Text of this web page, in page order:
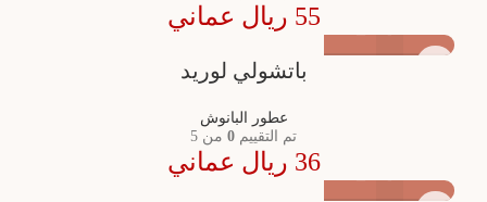
55 ريال عماني
باتشولي لوريد
عطور البانوش
تم التقييم 0 من 5
36 ريال عماني